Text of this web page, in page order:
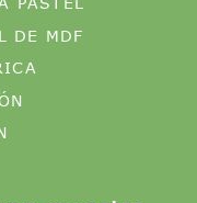
muestra
Co., Ltd. es un